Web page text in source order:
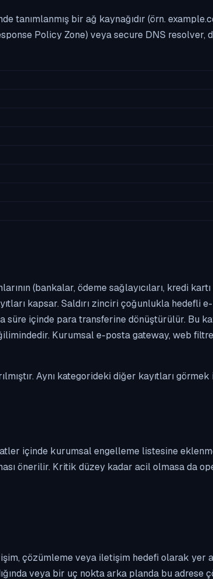
tanımlanmış bir ağ kaynağıdır (örn.
Policy Zone) veya secure DNS resolver,
(bankalar, ödeme sağlayıcıları, kredi
kapsar. Saldırı zinciri çoğunlukla
süre içinde para transferine dönüştürülür. Bu
Kurumsal e-posta gateway, web
Aynı kategorideki diğer kayıtları görmek
içinde kurumsal engelleme listesine
önerilir. Kritik düzey kadar acil olmasa da
çözümleme veya iletişim hedefi olarak yer
veya bir uç nokta arka planda bu adrese